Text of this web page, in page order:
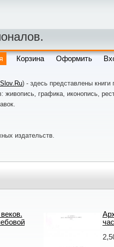
Корзина Оформить
) - здесь представлены книги
графика, иконопись,
издательств.